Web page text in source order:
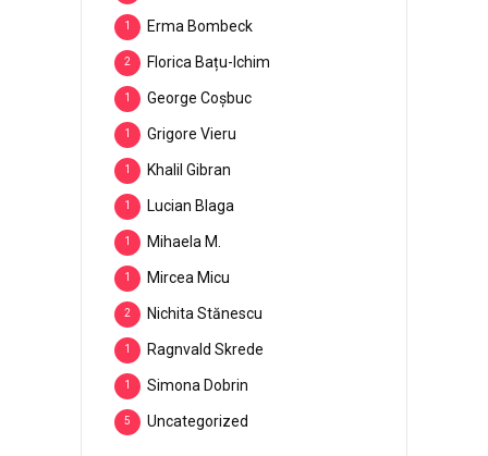
Erma Bombeck
1
Florica Bațu-Ichim
2
George Coșbuc
1
Grigore Vieru
1
Khalil Gibran
1
Lucian Blaga
1
Mihaela M.
1
Mircea Micu
1
Nichita Stănescu
2
Ragnvald Skrede
1
Simona Dobrin
1
Uncategorized
5